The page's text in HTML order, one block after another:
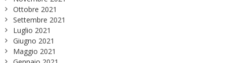
Ottobre 2021
Settembre 2021
Luglio 2021
Giugno 2021
Maggio 2021